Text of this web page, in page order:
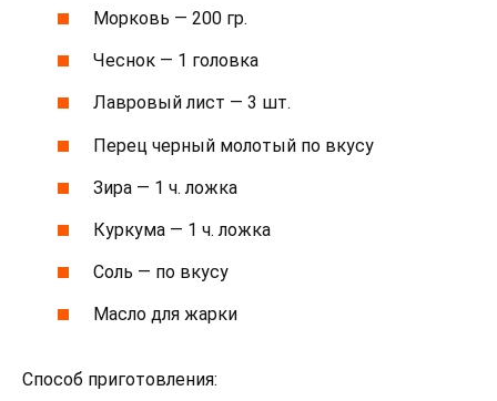
Морковь — 200 гр.
Чеснок — 1 головка
Лавровый лист — 3 шт.
Перец черный молотый по вкусу
Зира — 1 ч. ложка
Куркума — 1 ч. ложка
Соль — по вкусу
Масло для жарки
Способ приготовления: